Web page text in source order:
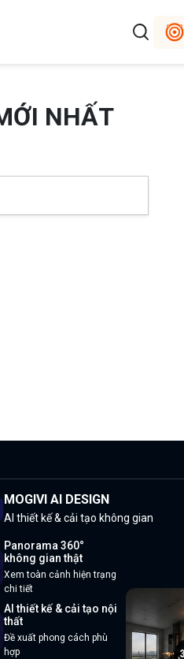
NHẤT
MOGIVI AI DESIGN
AI thiết kế & cải tạo không gian
Panorama 360°
không gian thật
Xem toàn cảnh hiện trạng
chi tiết
AI thiết kế & cải tạo nội
thất
Đề xuất phong cách phù
hợp